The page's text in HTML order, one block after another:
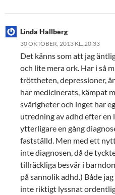
Linda Hallberg
30 OKTOBER, 2013 KL. 20:33
Det känns som att jag
och lite mera ork. Har i så
tröttheten, depressioner,
har medicinerats, kämpat
svårigheter och inget har
utredning av adhd efter en
ytterligare en gång
fastställd. Men med ett
inte diagnosen, då de
tillräckliga besvär i
på sannolik adhd.) Både
inte riktigt lyssnat